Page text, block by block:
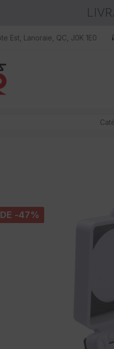
Est, Lanoraie, QC, J0K 1E0
-47%